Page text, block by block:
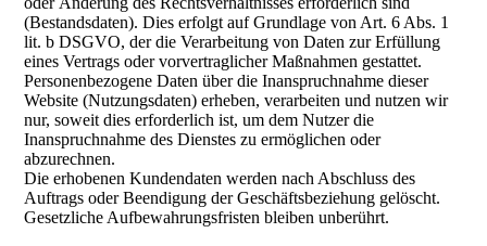
(Bestandsdaten). Dies erfolgt auf Grundlage von Art. 6 Abs. 1
lit. b DSGVO, der die Verarbeitung von Daten zur Erfüllung
eines Vertrags oder vorvertraglicher Maßnahmen gestattet.
Personenbezogene Daten über die Inanspruchnahme dieser
Website (Nutzungsdaten) erheben, verarbeiten und nutzen wir
nur, soweit dies erforderlich ist, um dem Nutzer die
Inanspruchnahme des Dienstes zu ermöglichen oder
abzurechnen.
Die erhobenen Kundendaten werden nach Abschluss des
Auftrags oder Beendigung der Geschäftsbeziehung gelöscht.
Gesetzliche Aufbewahrungsfristen bleiben unberührt.